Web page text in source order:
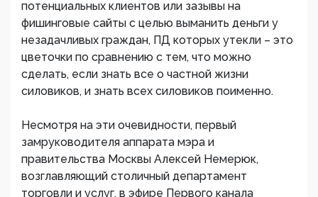
потенциальных клиентов или зазывы на
фишинговые сайты с целью выманить деньги у
незадачливых граждан, ПД которых утекли – это
цветочки по сравнению с тем, что можно
сделать, если знать все о частной жизни
силовиков, и знать всех силовиков поименно.
Несмотря на эти очевидности, первый
замруководителя аппарата мэра и
правительства Москвы Алексей Немерюк,
возглавляющий столичный департамент
торговли и услуг, в эфире Первого канала